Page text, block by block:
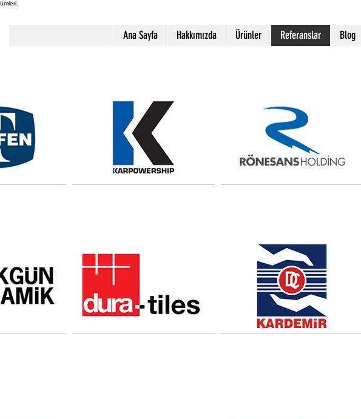
Ana Sayfa Hakkımızda Ürünler Referanslar Blog